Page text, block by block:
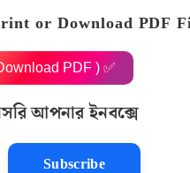
or Download PDF
PDF ) ✅
আপনার ইনবক্সে
Subscribe